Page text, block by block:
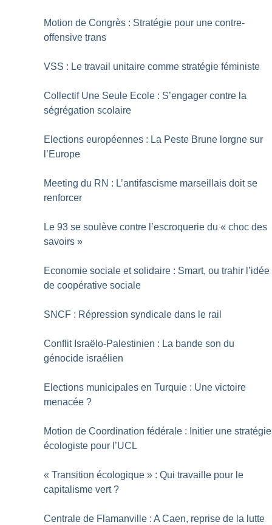
Motion de Congrès : Stratégie pour une contre-
offensive trans
VSS : Le travail unitaire comme stratégie féministe
Collectif Une Seule Ecole : S’engager contre la
ségrégation scolaire
Elections européennes : La Peste Brune lorgne sur
l’Europe
Meeting du RN : L’antifascisme marseillais doit se
renforcer
Le 93 se soulève contre l’escroquerie du « choc des
savoirs »
Economie sociale et solidaire : Smart, ou trahir l’idée
de coopérative sociale
SNCF : Répression syndicale dans le rail
Conflit Israëlo-Palestinien : La bande son du
génocide israélien
Elections municipales en Turquie : Une victoire
menacée ?
Motion de Coordination fédérale : Initier une stratégie
écologiste pour l’UCL
« Transition écologique » : Qui travaille pour le
capitalisme vert ?
Centrale de Flamanville : A Caen, reprise de la lutte